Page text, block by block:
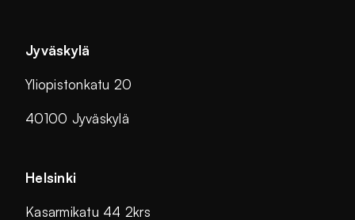
Jyväskylä
Yliopistonkatu 20
40100 Jyväskylä
Helsinki
Kasarmikatu 44 2krs